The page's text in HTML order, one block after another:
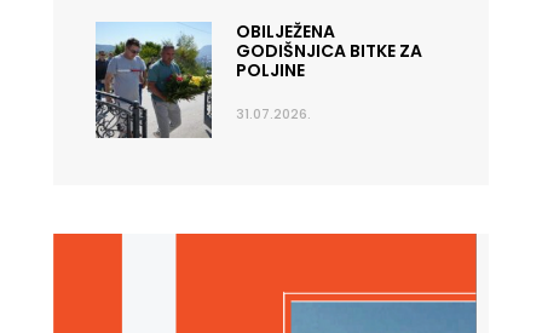
OBILJEŽENA
GODIŠNJICA BITKE ZA
POLJINE
31.07.2026.